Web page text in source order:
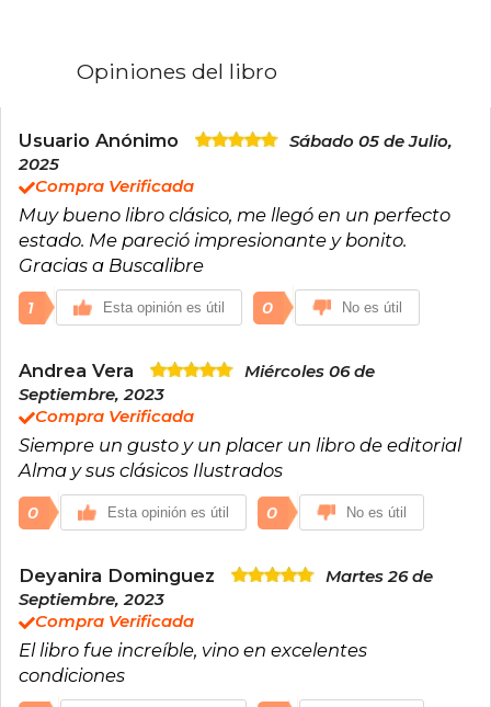
Opiniones del libro
Usuario Anónimo
Sábado 05 de Julio,
2025
Compra Verificada
Muy bueno libro clásico, me llegó en un perfecto
estado. Me pareció impresionante y bonito.
Gracias a Buscalibre
1 Esta opinión es útil 0 No es útil
Andrea Vera
Miércoles 06 de
Septiembre, 2023
Compra Verificada
Siempre un gusto y un placer un libro de editorial
Alma y sus clásicos Ilustrados
0 Esta opinión es útil 0 No es útil
Deyanira Dominguez
Martes 26 de
Septiembre, 2023
Compra Verificada
El libro fue increíble, vino en excelentes
condiciones